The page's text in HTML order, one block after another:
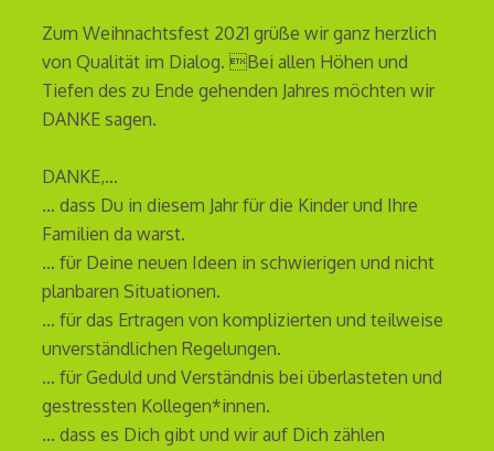
Zum Weihnachtsfest 2021 grüße wir ganz herzlich
von Qualität im Dialog. Bei allen Höhen und
Tiefen des zu Ende gehenden Jahres möchten wir
DANKE sagen.
DANKE,…
… dass Du in diesem Jahr für die Kinder und Ihre
Familien da warst.
… für Deine neuen Ideen in schwierigen und nicht
planbaren Situationen.
… für das Ertragen von komplizierten und teilweise
unverständlichen Regelungen.
… für Geduld und Verständnis bei überlasteten und
gestressten Kollegen*innen.
… dass es Dich gibt und wir auf Dich zählen